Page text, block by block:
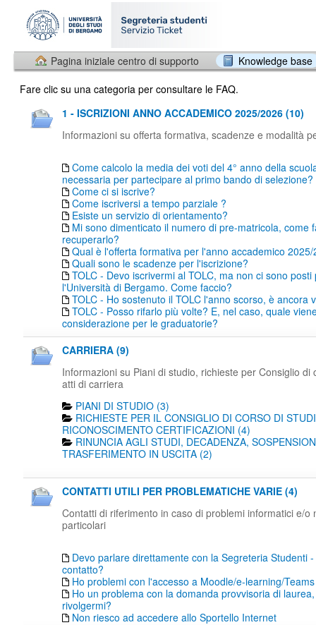
Pagina iniziale centro di supporto
Knowledge base
Fare clic su una categoria per consultare le FAQ.
1 - ISCRIZIONI ANNO ACCADEMICO 2025/2026 (10)
Informazioni su offerta formativa, scadenze e modalità
Come calcolo la media dei voti del 4° anno della
necessaria per partecipare al primo bando di selezione?
Come ci si iscrive?
Come iscriversi a tempo parziale ?
Esiste un servizio di orientamento?
Mi sono dimenticato il numero di pre-matricola, come
recuperarlo?
Qual è l'offerta formativa per l'anno accademico
Quali sono le scadenze per l'iscrizione?
TOLC - Devo iscrivermi al TOLC, ma non ci sono posti
l'Università di Bergamo. Come faccio?
TOLC - Ho sostenuto il TOLC l'anno scorso, è ancora
TOLC - Posso rifarlo più volte? E, nel caso, quale
considerazione per le graduatorie?
CARRIERA (9)
Informazioni su Piani di studio, richieste per Consiglio di
atti di carriera
PIANI DI STUDIO (3)
RICHIESTE PER IL CONSIGLIO DI CORSO DI
RICONOSCIMENTO CERTIFICAZIONI (4)
RINUNCIA AGLI STUDI, DECADENZA,
TRASFERIMENTO IN USCITA (2)
CONTATTI UTILI PER PROBLEMATICHE VARIE (4)
Contatti di riferimento in caso di problemi informatici e/o
particolari
Devo parlare direttamente con la Segreteria Studenti
contatto?
Ho problemi con l'accesso a Moodle/e-learning/Teams
Ho un problema con la domanda provvisoria di
rivolgermi?
Non riesco ad accedere allo Sportello Internet